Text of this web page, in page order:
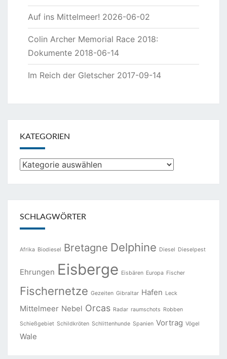
Auf ins Mittelmeer! 2026-06-02
Colin Archer Memorial Race 2018:
Dokumente 2018-06-14
Im Reich der Gletscher 2017-09-14
KATEGORIEN
Kategorien
SCHLAGWÖRTER
Afrika Biodiesel Bretagne Delphine Diesel Dieselpest
Ehrungen Eisberge Eisbären Europa Fischer
Fischernetze Gezeiten Gibraltar Hafen Leck
Mittelmeer Nebel Orcas Radar raumschots Robben
Schießgebiet Schildkröten Schlittenhunde Spanien Vortrag Vögel
Wale